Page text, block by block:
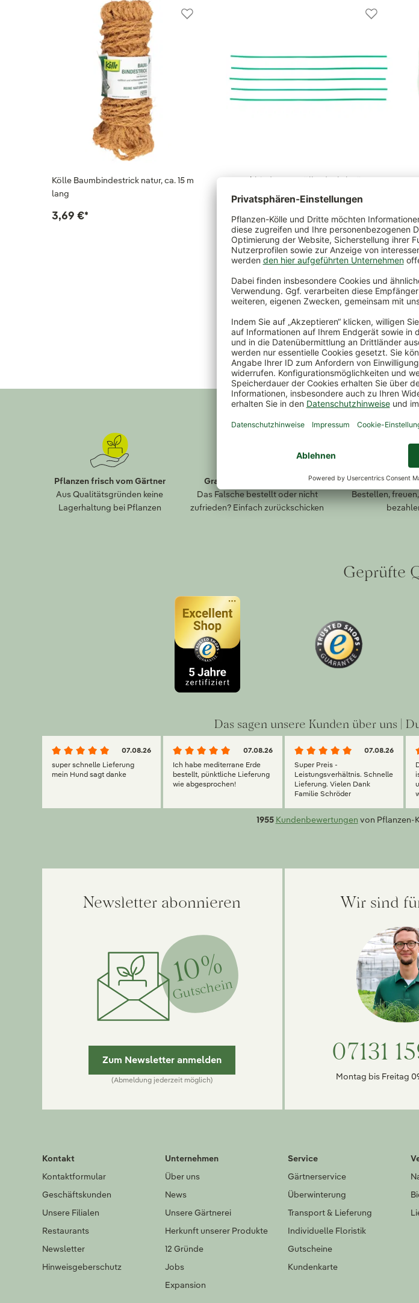
Kölle Baumbindestrick natur, ca. 15 m
lang
3,69 €*
Drehbinder von Kölle, dunkelgrün, 15
cm lang, 200 Stück
4,49 € *
Pflanzen frisch vom Gärtner
Aus Qualitätsgründen keine
Lagerhaltung bei Pflanzen
Gratis Paket-Rückversand
Das Falsche bestellt oder nicht
zufrieden? Einfach zurückschicken
Kauf auf
Bestellen,
Geprüfte
Das sagen unsere Kunden über uns |
07.08.26
super schnelle Lieferung
mein Hund sagt danke
07.08.26
Ich habe mediterrane Erde
bestellt, pünktliche Lieferung
wie abgesprochen!
07.08.26
Super Preis -
Leistungsverhältnis. Schnelle
Lieferung. Vielen Dank
Familie Schröder
1955 Kundenbewertungen von Pflanzen-
Newsletter abonnieren
10%
Gutschein
Zum Newsletter anmelden
(Abmeldung jederzeit möglich)
Wir sind
07131
Montag bis Freitag
Kontakt
Kontaktformular
Geschäftskunden
Unsere Filialen
Restaurants
Newsletter
Hinweisgeberschutz
Unternehmen
Über uns
News
Unsere Gärtnerei
Herkunft unserer Produkte
12 Gründe
Jobs
Expansion
Service
Gärtnerservice
Überwinterung
Transport & Lieferung
Individuelle Floristik
Gutscheine
Kundenkarte